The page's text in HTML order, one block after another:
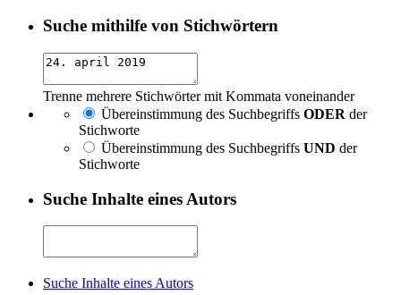
Suche mithilfe von Stichwörtern
Trenne mehrere Stichwörter mit Kommata voneinander
Übereinstimmung des Suchbegriffs ODER der
Stichworte
Übereinstimmung des Suchbegriffs UND der
Stichworte
Suche Inhalte eines Autors
Suche Inhalte eines Autors